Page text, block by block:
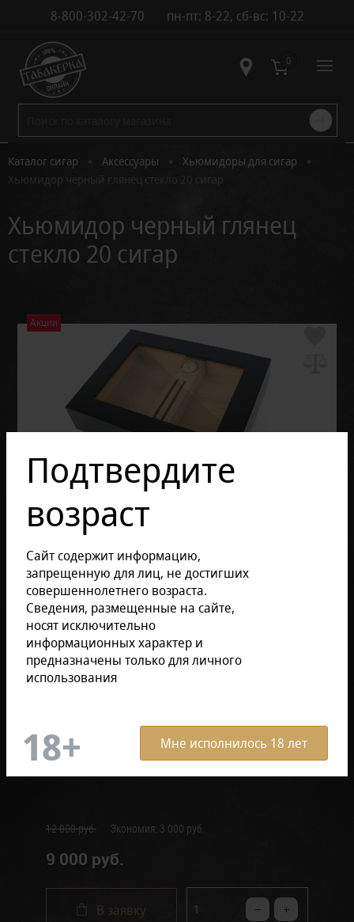
8-800-302-42-70 пн-пт: 8-22, сб-вс: 10-22
Контакты 0
Каталог сигар Аксессуары Хьюмидоры для сигар
Хьюмидор черный глянец стекло 20 сигар
Хьюмидор черный глянец
стекло 20 сигар
Подтвердите
возраст
Сайт содержит информацию,
запрещенную для лиц, не достигших
совершеннолетнего возраста.
Сведения, размещенные на сайте,
носят исключительно
информационных характер и
предназначены только для личного
использования
Мне исполнилось 18 лет
Акции
ОПИСАНИЕ ТОВАРА
12 000 руб. Экономия: 3 000 руб.
9 000 руб.
В заявку